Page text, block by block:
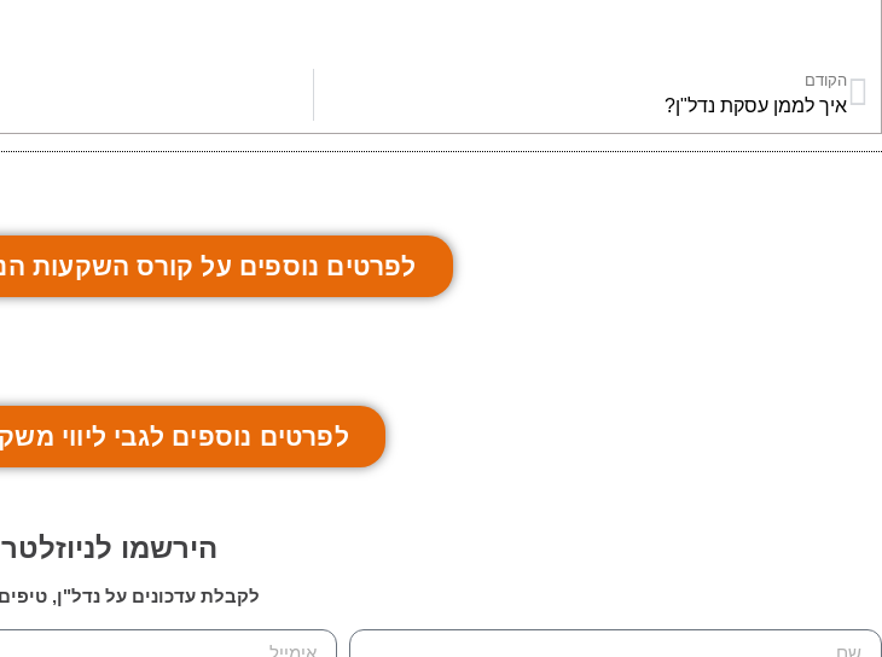
הקודם
איך לממן עסקת נדל"ן?
לפרטים נוספים על קורס השקעות
לפרטים נוספים לגבי ליווי
הירשמו
לקבלת עדכונים על נדל"ן,